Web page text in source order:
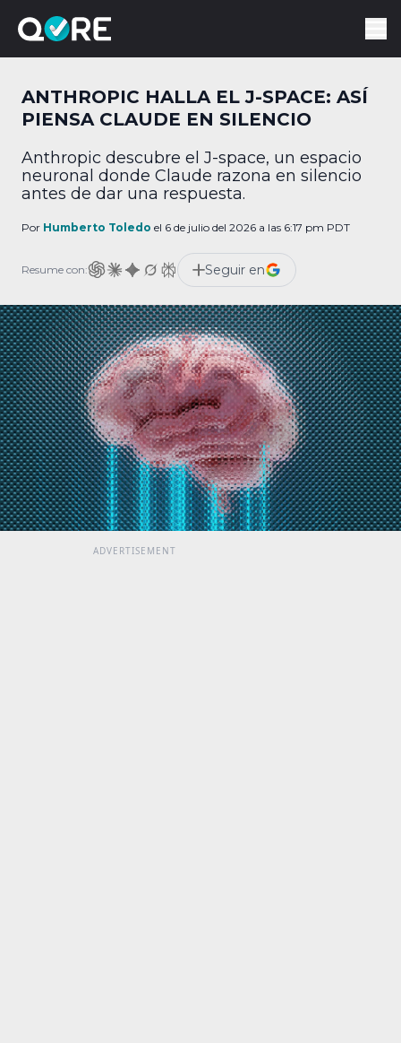
ANTHROPIC HALLA EL J-SPACE: ASÍ
PIENSA CLAUDE EN SILENCIO
Anthropic descubre el J-space, un espacio
neuronal donde Claude razona en silencio
antes de dar una respuesta.
Por Humberto Toledo el 6 de julio del 2026 a las 6:17 pm PDT
Resume con: Seguir en